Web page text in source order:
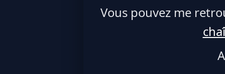
Vous pouvez me